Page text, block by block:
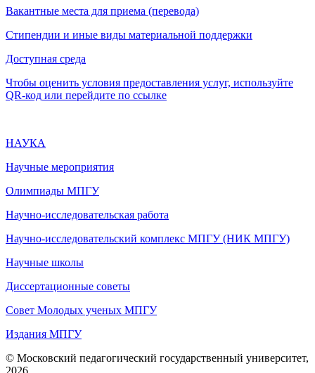
Вакантные места для приема (перевода)
Стипендии и иные виды материальной поддержки
Доступная среда
Чтобы оценить условия предоставления услуг, используйте
QR-код или перейдите по ссылке
НАУКА
Научные мероприятия
Олимпиады МПГУ
Научно-исследовательская работа
Научно-исследовательский комплекс МПГУ (НИК МПГУ)
Научные школы
Диссертационные советы
Совет Молодых ученых МПГУ
Издания МПГУ
© Московский педагогический государственный университет,
2026